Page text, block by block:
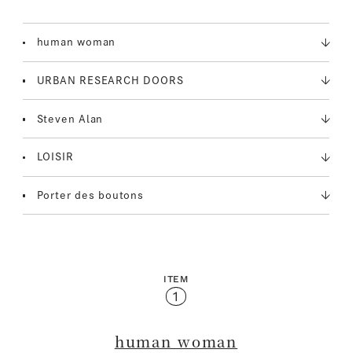
human woman
URBAN RESEARCH DOORS
Steven Alan
LOISIR
Porter des boutons
ITEM
1
human woman